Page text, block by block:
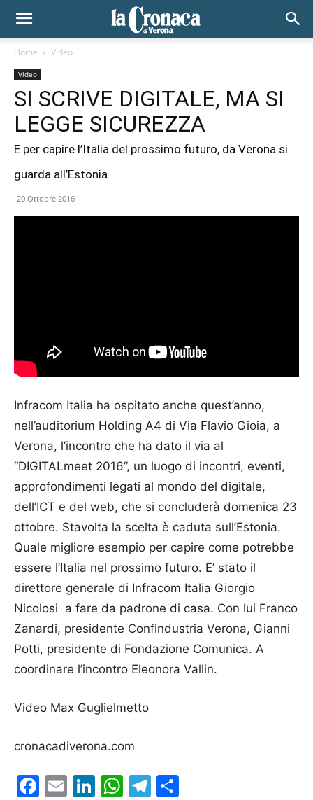
Home Video
Video
SI SCRIVE DIGITALE, MA SI
LEGGE SICUREZZA
E per capire l’Italia del prossimo futuro, da Verona si
guarda all’Estonia
20 Ottobre 2016
Infracom Italia ha ospitato anche quest’anno,
nell’auditorium Hol­ding A4 di Via Flavio Gioia, a
Verona, l’incontro che ha dato il via al
“DIGITALmeet 2016”, un luogo di incontri, eventi,
approfondimenti legati al mondo del digitale,
dell’ICT e del web, che si concluderà domenica 23
ottobre. Sta­volta la scelta è caduta sull’Esto­nia.
Quale migliore esempio per capire come potrebbe
essere l’Italia nel prossimo futuro. E’ stato il
direttore generale di Infracom Italia Giorgio
Nicolosi a fare da pa­dro­ne di casa. Con lui Franco
Za­nardi, presidente Confindustria Verona, Gianni
Potti, presidente di Fonda­zione Comunica. A
coordinare l’incontro Eleonora Vallin.
Video Max Guglielmetto
cronacadiverona.com
Facebook
EmailLinkedIn
WhatsApp
Telegram